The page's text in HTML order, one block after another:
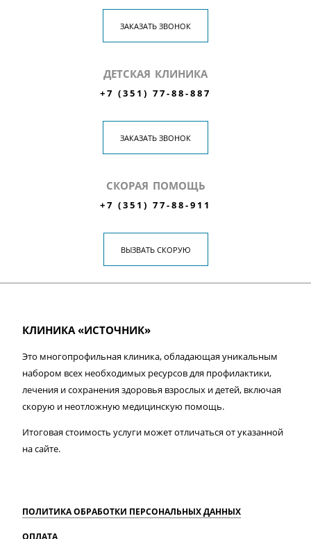
ЗАКАЗАТЬ ЗВОНОК
ДЕТСКАЯ КЛИНИКА
+7 (351) 77-88-887
ЗАКАЗАТЬ ЗВОНОК
СКОРАЯ ПОМОЩЬ
+7 (351) 77-88-911
ВЫЗВАТЬ СКОРУЮ
КЛИНИКА «ИСТОЧНИК»
Это многопрофильная клиника, обладающая уникальным
набором всех необходимых ресурсов для профилактики,
лечения и сохранения здоровья взрослых и детей, включая
скорую и неотложную медицинскую помощь.
Итоговая стоимость услуги может отличаться от указанной
на сайте.
ПОЛИТИКА ОБРАБОТКИ ПЕРСОНАЛЬНЫХ ДАННЫХ
ОПЛАТА